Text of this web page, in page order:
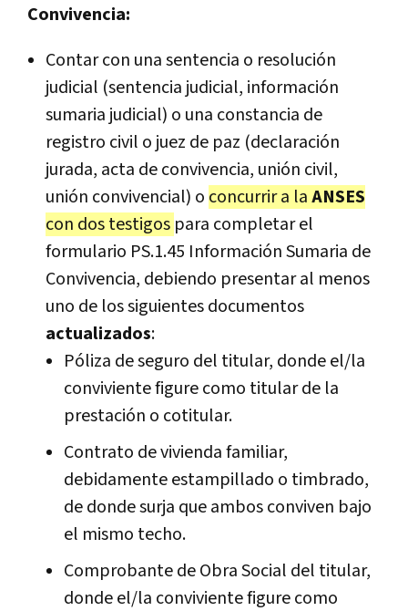
Convivencia:
Contar con una sentencia o resolución
judicial (sentencia judicial, información
sumaria judicial) o una constancia de
registro civil o juez de paz (declaración
jurada, acta de convivencia, unión civil,
unión convivencial) o concurrir a laANSES
con dos testigos para completar el
formulario PS.1.45 Información Sumaria de
Convivencia, debiendo presentar al menos
uno de los siguientes documentos
actualizados:
Póliza de seguro del titular, donde el/la
conviviente figure como titular de la
prestación o cotitular.
Contrato de vivienda familiar,
debidamente estampillado o timbrado,
de donde surja que ambos conviven bajo
el mismo techo.
Comprobante de Obra Social del titular,
donde el/la conviviente figure como